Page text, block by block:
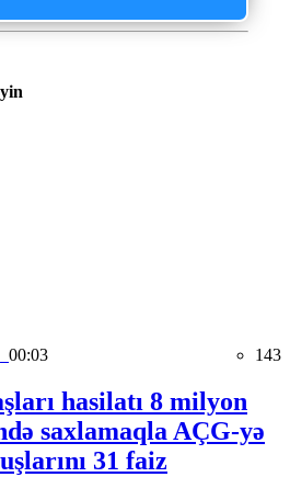
00:03 143
hasilatı 8 milyon
saxlamaqla AÇG-yə
31 faiz